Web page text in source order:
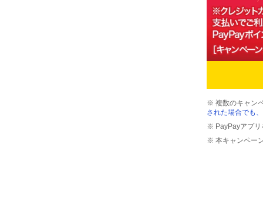
※ 複数のキャン
された場合でも
※ PayPayアプリ
※ 本キャンペー